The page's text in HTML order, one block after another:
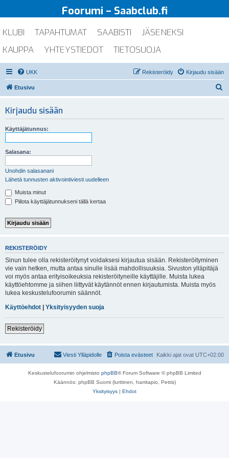
Foorumi – Saabclub.fi
KLUBI TAPAHTUMAT SAABISTI
JÄSENEKSI
KAUPPA
YHTEYSTIEDOT TIETOSUOJA
UKK Kirjaudu sisään
Rekisteröidy
Etusivu
Kirjaudu sisään
Käyttäjätunnus:
Salasana:
Unohdin salasanani
Lähetä tunnusten aktivointiviesti uudelleen
Muista minut
Piilota käyttäjätunnukseni tällä kertaa
REKISTERÖIDY
Sinun tulee olla rekisteröitynyt voidaksesi kirjautua sisään. Rekisteröityminen
vie vain hetken, mutta antaa sinulle lisää mahdollisuuksia. Sivuston ylläpitäjä
voi myös antaa erityisoikeuksia rekisteröityneille käyttäjille. Muista lukea
käyttöehtomme ja siihen liittyvät käytännöt ennen kirjautumista. Muista myös
lukea keskustelufoorumin säännöt.
Käyttöehdot | Yksityisyyden suoja
Rekisteröidy
Etusivu Kaikki ajat ovat UTC+02:00
Poista evästeet
Viesti Ylläpidolle
Keskustelufoorumin ohjelmisto phpBB® Forum Software © phpBB Limited
Käännös: phpBB Suomi (lurttinen, harritapio, Pettis)
Yksityisyys | Ehdot